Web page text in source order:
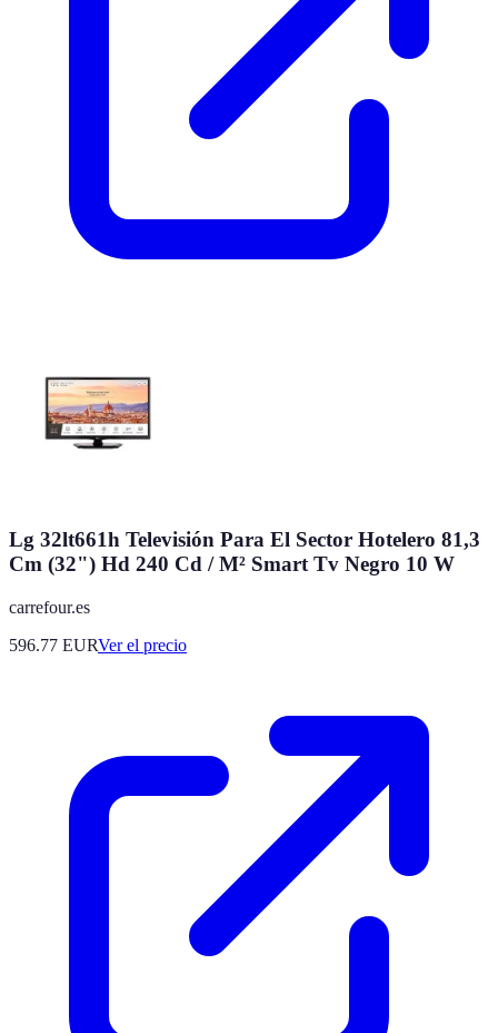
Lg 32lt661h Televisión Para El Sector Hotelero 81,3
Cm (32") Hd 240 Cd / M² Smart Tv Negro 10 W
carrefour.es
596.77 EURVer el precio